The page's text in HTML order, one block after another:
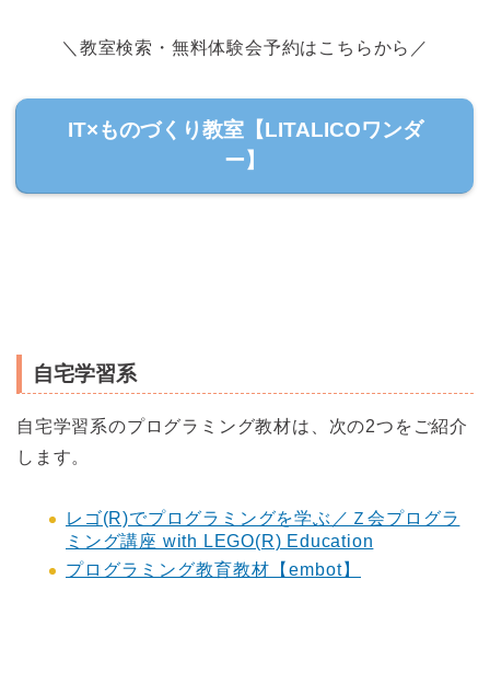
＼教室検索・無料体験会予約はこちらから／
IT×ものづくり教室【LITALICOワンダ
ー】
自宅学習系
自宅学習系のプログラミング教材は、次の2つをご紹介
します。
レゴ(R)でプログラミングを学ぶ／Ｚ会プログラ
ミング講座 with LEGO(R) Education
プログラミング教育教材【embot】